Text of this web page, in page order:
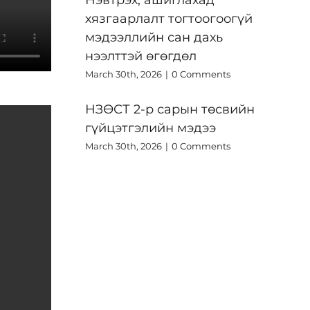
хязгаарлалт тогтоогоогүй
мэдээллийн сан дахь
нээлттэй өгөгдөл
March 30th, 2026 | 0 Comments
НЗӨСТ 2-р сарын төсвийн
гүйцэтгэлийн мэдээ
March 30th, 2026 | 0 Comments